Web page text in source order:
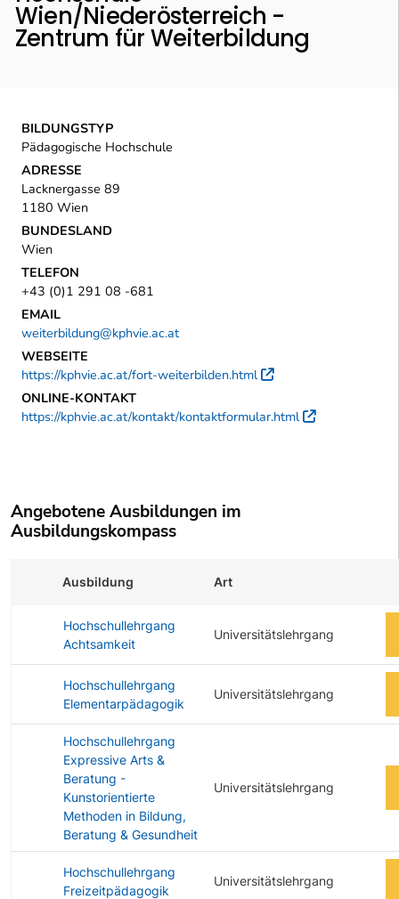
Wien/Niederösterreich -
Zentrum für Weiterbildung
BILDUNGSTYP
Pädagogische Hochschule
ADRESSE
Lacknergasse 89
1180 Wien
BUNDESLAND
Wien
TELEFON
+43 (0)1 291 08 -681
EMAIL
weiterbildung@kphvie.ac.at
WEBSEITE
https://kphvie.ac.at/fort-weiterbilden.html
Externer Link
ONLINE-KONTAKT
https://kphvie.ac.at/kontakt/kontaktformular.html
Externer
Angebotene Ausbildungen im
Ausbildungskompass
Ausbildung Art
Hochschullehrgang
Achtsamkeit
Universitätslehrgang
Hochschullehrgang
Elementarpädagogik
Universitätslehrgang
Hochschullehrgang
Expressive Arts &
Beratung -
Kunstorientierte
Methoden in Bildung,
Beratung & Gesundheit
Universitätslehrgang
Hochschullehrgang
Freizeitpädagogik
Universitätslehrgang